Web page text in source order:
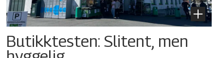
Butikktesten: Slitent, men